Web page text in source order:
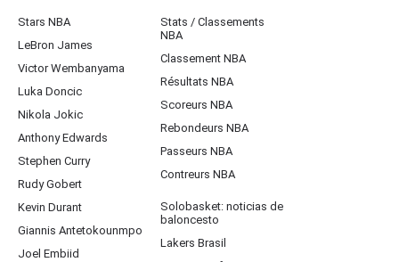
Stars NBA
LeBron James
Victor Wembanyama
Luka Doncic
Nikola Jokic
Anthony Edwards
Stephen Curry
Rudy Gobert
Kevin Durant
Giannis Antetokounmpo
Joel Embiid
Stats / Classements
NBA
Classement NBA
Résultats NBA
Scoreurs NBA
Rebondeurs NBA
Passeurs NBA
Contreurs NBA
Solobasket: noticias de
baloncesto
Lakers Brasil